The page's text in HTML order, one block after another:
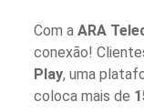
Com a ARA
conexão!
Play, uma
coloca mais de